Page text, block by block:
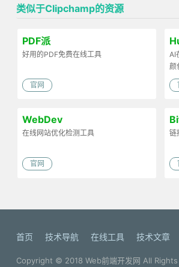
类似于Clipchamp的资源
PDF派
好用的PDF免费在线工具
官网
AI
颜
WebDev
在线网站优化检测工具
官网
链
首页 技术导航 在线工具 技术文章
Copyright © 2018 Web前端开发网 All Rights